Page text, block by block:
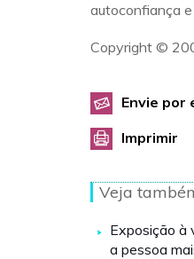
autoconfiança e
Copyright ©
Envie por
Imprimir
Veja
Exposição à
a pessoa